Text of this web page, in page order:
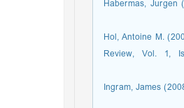
Habermas,
Hol, Antoine M.
Review, Vol. 1,
Ingram, James